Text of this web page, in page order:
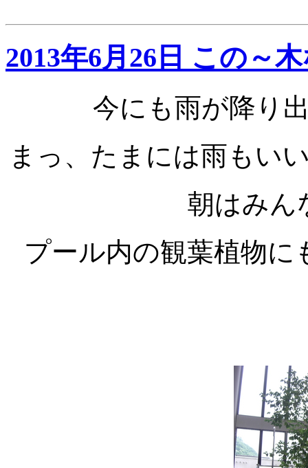
2013年6月26日 この～
今にも雨が降り
まっ、たまには雨もい
朝はみん
プール内の観葉植物